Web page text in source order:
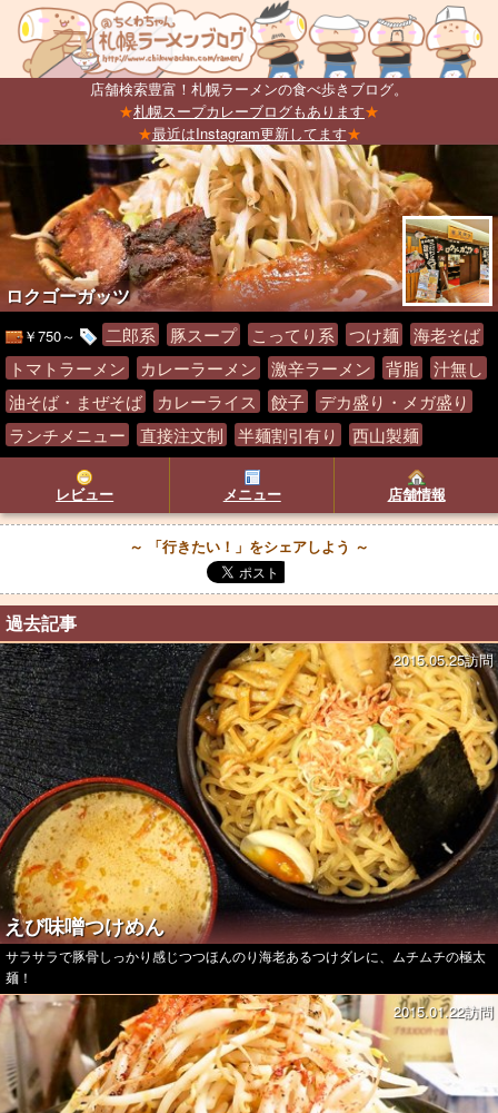
店舗検索豊富！札幌ラーメンの食べ歩きブログ。
★札幌スープカレーブログもあります★
★最近はInstagram更新してます★
ロクゴーガッツ
￥750～ 二郎系 豚スープ こってり系 つけ麺
海老そば
トマトラーメン
カレーラーメン 激辛ラーメン 背脂
汁無し
油そば・まぜそば
カレーライス 餃子
デカ盛り・メガ盛り
ランチメニュー
直接注文制 半麺割引有り 西山製麺
レビュー メニュー 店舗情報
～ 「行きたい！」をシェアしよう ～
過去記事
2015.05.25訪問
えび味噌つけめん
サラサラで豚骨しっかり感じつつほんのり海老あるつけダレに、ムチムチの極太
麺！
2015.01.22訪問